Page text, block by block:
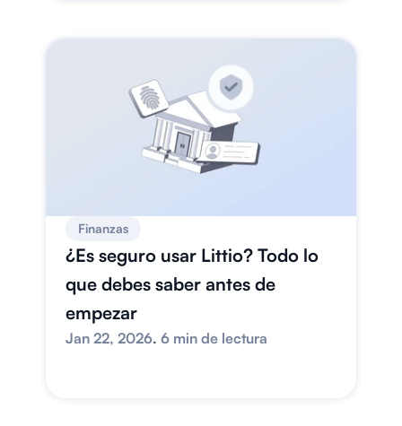
Finanzas
¿Es seguro usar Littio? Todo lo
que debes saber antes de
empezar
Jan 22, 2026. 6 min de lectura